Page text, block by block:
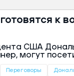
к
США
могут
Переговоры